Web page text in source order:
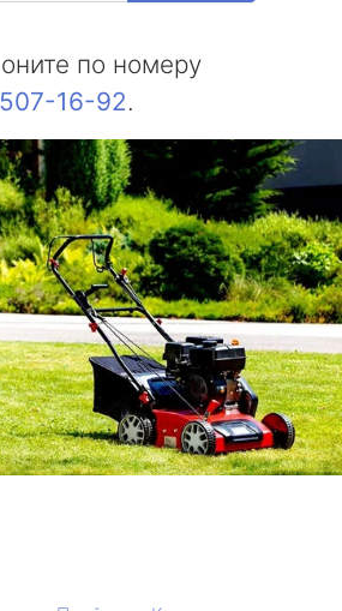
по номеру
16-92.